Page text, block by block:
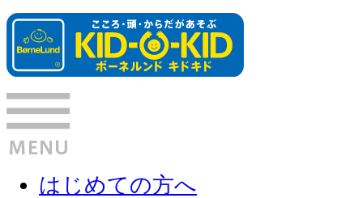
はじめての方へ